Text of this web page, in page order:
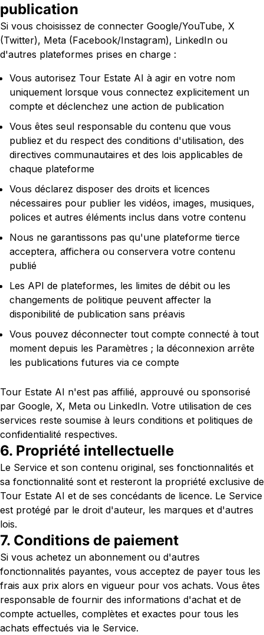
publication
Si vous choisissez de connecter Google/YouTube, X
(Twitter), Meta (Facebook/Instagram), LinkedIn ou
d'autres plateformes prises en charge :
Vous autorisez Tour Estate AI à agir en votre nom
uniquement lorsque vous connectez explicitement un
compte et déclenchez une action de publication
Vous êtes seul responsable du contenu que vous
publiez et du respect des conditions d'utilisation, des
directives communautaires et des lois applicables de
chaque plateforme
Vous déclarez disposer des droits et licences
nécessaires pour publier les vidéos, images, musiques,
polices et autres éléments inclus dans votre contenu
Nous ne garantissons pas qu'une plateforme tierce
acceptera, affichera ou conservera votre contenu
publié
Les API de plateformes, les limites de débit ou les
changements de politique peuvent affecter la
disponibilité de publication sans préavis
Vous pouvez déconnecter tout compte connecté à tout
moment depuis les Paramètres ; la déconnexion arrête
les publications futures via ce compte
Tour Estate AI n'est pas affilié, approuvé ou sponsorisé
par Google, X, Meta ou LinkedIn. Votre utilisation de ces
services reste soumise à leurs conditions et politiques de
confidentialité respectives.
6. Propriété intellectuelle
Le Service et son contenu original, ses fonctionnalités et
sa fonctionnalité sont et resteront la propriété exclusive de
Tour Estate AI et de ses concédants de licence. Le Service
est protégé par le droit d'auteur, les marques et d'autres
lois.
7. Conditions de paiement
Si vous achetez un abonnement ou d'autres
fonctionnalités payantes, vous acceptez de payer tous les
frais aux prix alors en vigueur pour vos achats. Vous êtes
responsable de fournir des informations d'achat et de
compte actuelles, complètes et exactes pour tous les
achats effectués via le Service.